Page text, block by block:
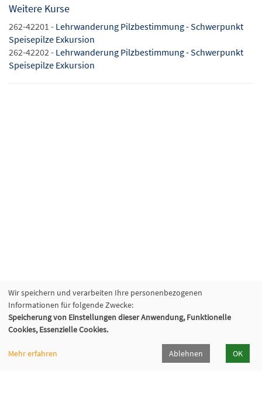
Weitere Kurse
262-42201 - Lehrwanderung Pilzbestimmung - Schwerpunkt
Speisepilze Exkursion
262-42202 - Lehrwanderung Pilzbestimmung - Schwerpunkt
Speisepilze Exkursion
Wir speichern und verarbeiten Ihre personenbezogenen
Informationen für folgende Zwecke:
Speicherung von Einstellungen dieser Anwendung, Funktionelle
Cookies, Essenzielle Cookies.
Mehr erfahren Ablehnen OK